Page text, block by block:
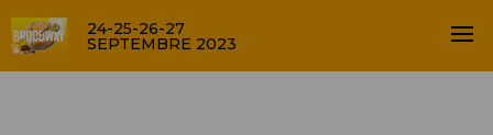
24-25-26-27
SEPTEMBRE 2023